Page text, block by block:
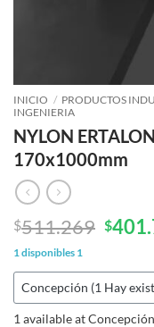
INICIO / PRODUCTOS
INGENIERIA
NYLON
170x1000mm
$511.269 El
era:
$
1 disponibles 1
1 available at Concepción